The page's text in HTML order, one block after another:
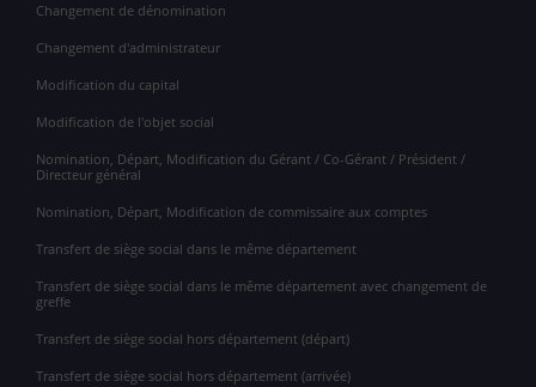
Changement de dénomination
Changement d'administrateur
Modification du capital
Modification de l'objet social
Nomination, Départ, Modification du Gérant / Co-Gérant / Président /
Directeur général
Nomination, Départ, Modification de commissaire aux comptes
Transfert de siège social dans le même département
Transfert de siège social dans le même département avec changement de
greffe
Transfert de siège social hors département (départ)
Transfert de siège social hors département (arrivée)